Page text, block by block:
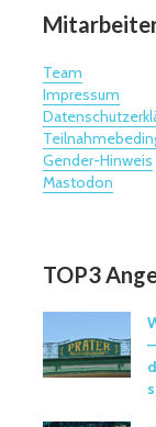
Team
Impressum
Gender-Hinweis
Mastodon
TOP3